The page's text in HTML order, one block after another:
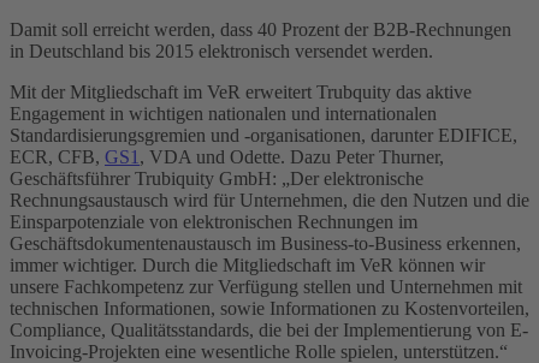
Damit soll erreicht werden, dass 40 Prozent der B2B-Rechnungen
in Deutschland bis 2015 elektronisch versendet werden.
Mit der Mitgliedschaft im VeR erweitert Trubquity das aktive
Engagement in wichtigen nationalen und internationalen
Standardisierungsgremien und -organisationen, darunter EDIFICE,
ECR, CFB, GS1 , VDA und Odette. Dazu Peter Thurner,
Geschäftsführer Trubiquity GmbH: „Der elektronische
Rechnungsaustausch wird für Unternehmen, die den Nutzen und die
Einsparpotenziale von elektronischen Rechnungen im
Geschäftsdokumentenaustausch im Business-to-Business erkennen,
immer wichtiger. Durch die Mitgliedschaft im VeR können wir
unsere Fachkompetenz zur Verfügung stellen und Unternehmen mit
technischen Informationen, sowie Informationen zu Kostenvorteilen,
Compliance, Qualitätsstandards, die bei der Implementierung von E-
Invoicing-Projekten eine wesentliche Rolle spielen, unterstützen.“